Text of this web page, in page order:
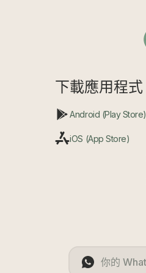
下載應用程式
Android (Play Store)
iOS (App Store)